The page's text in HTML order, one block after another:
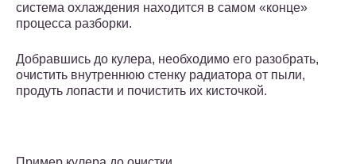
система охлаждения находится в самом «конце»
процесса разборки.
Добравшись до кулера, необходимо его разобрать,
очистить внутреннюю стенку радиатора от пыли,
продуть лопасти и почистить их кисточкой.